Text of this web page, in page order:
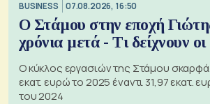
BUSINESS 07.08.2026, 16:50
Ο Στάμου στην εποχή
χρόνια μετά - Τι δείχνουν
Ο κύκλος εργασιών της Στάμου
εκατ. ευρώ το 2025 έναντι 31,97 εκατ.
του 2024